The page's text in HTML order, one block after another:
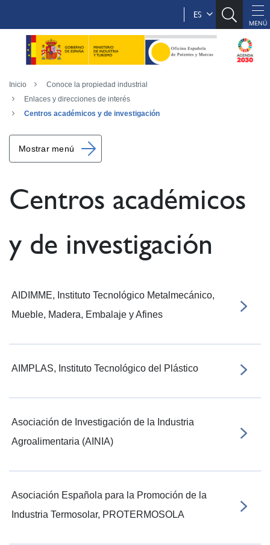
ES
Inicio
Conoce la propiedad industrial
Enlaces y direcciones de interés
Centros académicos y de investigación
Mostrar menú
Centros académicos
y de investigación
AIDIMME, Instituto Tecnológico Metalmecánico,
Mueble, Madera, Embalaje y Afines
AIMPLAS, Instituto Tecnológico del Plástico
Asociación de Investigación de la Industria
Agroalimentaria (AINIA)
Asociación Española para la Promoción de la
Industria Termosolar, PROTERMOSOLA